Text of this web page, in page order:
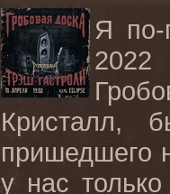
Я по-
2022
Кристалл,
пришедшего
у нас